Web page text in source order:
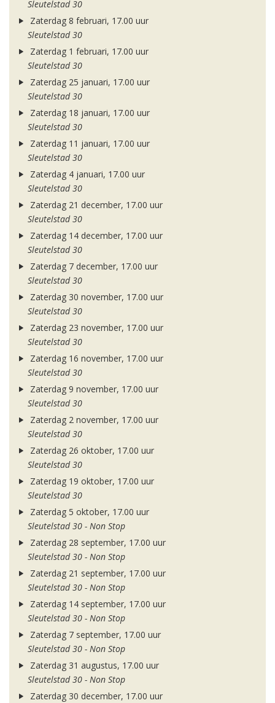
Sleutelstad 30
Zaterdag 8 februari, 17.00 uur
Sleutelstad 30
Zaterdag 1 februari, 17.00 uur
Sleutelstad 30
Zaterdag 25 januari, 17.00 uur
Sleutelstad 30
Zaterdag 18 januari, 17.00 uur
Sleutelstad 30
Zaterdag 11 januari, 17.00 uur
Sleutelstad 30
Zaterdag 4 januari, 17.00 uur
Sleutelstad 30
Zaterdag 21 december, 17.00 uur
Sleutelstad 30
Zaterdag 14 december, 17.00 uur
Sleutelstad 30
Zaterdag 7 december, 17.00 uur
Sleutelstad 30
Zaterdag 30 november, 17.00 uur
Sleutelstad 30
Zaterdag 23 november, 17.00 uur
Sleutelstad 30
Zaterdag 16 november, 17.00 uur
Sleutelstad 30
Zaterdag 9 november, 17.00 uur
Sleutelstad 30
Zaterdag 2 november, 17.00 uur
Sleutelstad 30
Zaterdag 26 oktober, 17.00 uur
Sleutelstad 30
Zaterdag 19 oktober, 17.00 uur
Sleutelstad 30
Zaterdag 5 oktober, 17.00 uur
Sleutelstad 30 - Non Stop
Zaterdag 28 september, 17.00 uur
Sleutelstad 30 - Non Stop
Zaterdag 21 september, 17.00 uur
Sleutelstad 30 - Non Stop
Zaterdag 14 september, 17.00 uur
Sleutelstad 30 - Non Stop
Zaterdag 7 september, 17.00 uur
Sleutelstad 30 - Non Stop
Zaterdag 31 augustus, 17.00 uur
Sleutelstad 30 - Non Stop
Zaterdag 30 december, 17.00 uur